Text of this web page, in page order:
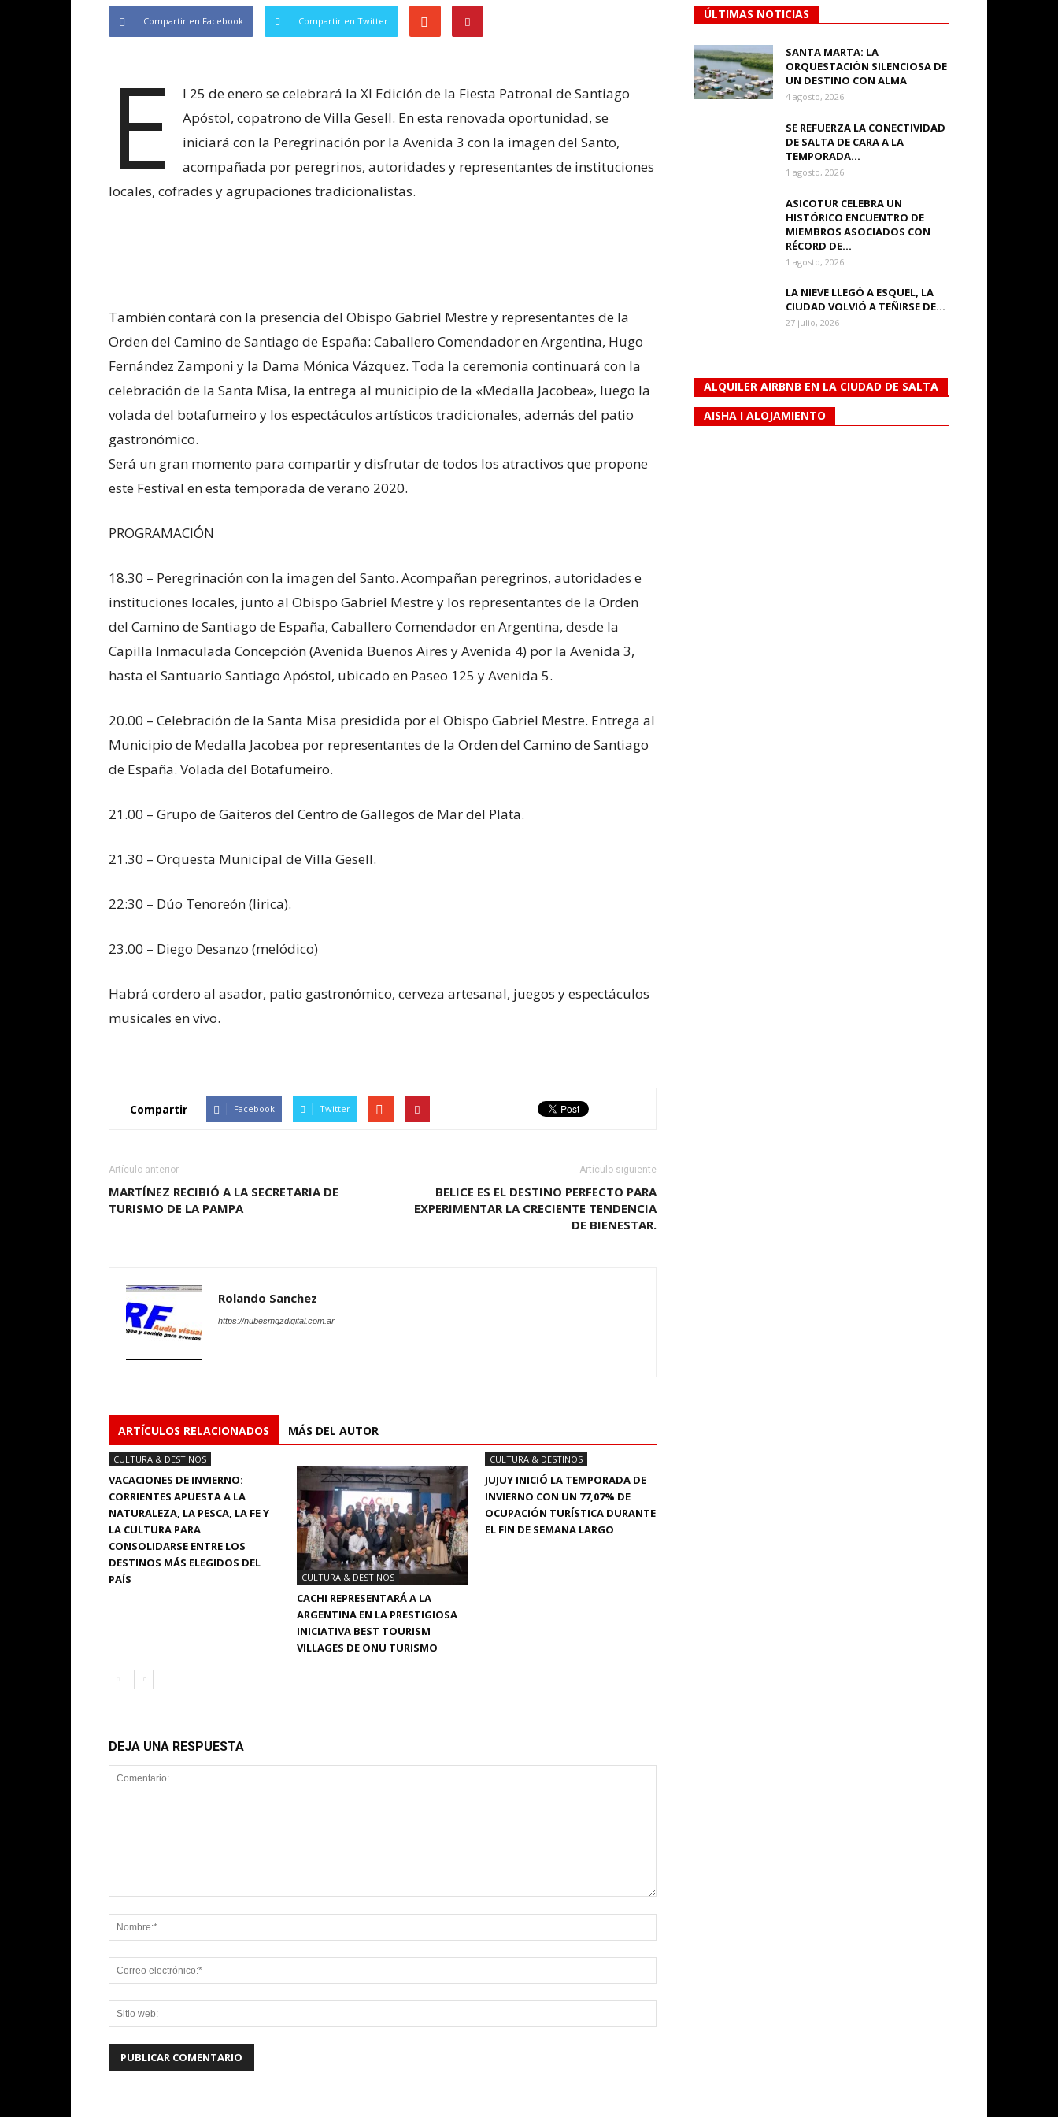
Compartir en Facebook Compartir en Twitter
E
l 25 de enero se celebrará la XI Edición de la Fiesta Patronal de Santiago
Apóstol, copatrono de Villa Gesell. En esta renovada oportunidad, se
iniciará con la Peregrinación por la Avenida 3 con la imagen del Santo,
acompañada por peregrinos, autoridades y representantes de instituciones
locales, cofrades y agrupaciones tradicionalistas.
También contará con la presencia del Obispo Gabriel Mestre y representantes de la
Orden del Camino de Santiago de España: Caballero Comendador en Argentina, Hugo
Fernández Zamponi y la Dama Mónica Vázquez. Toda la ceremonia continuará con la
celebración de la Santa Misa, la entrega al municipio de la «Medalla Jacobea», luego la
volada del botafumeiro y los espectáculos artísticos tradicionales, además del patio
gastronómico.
Será un gran momento para compartir y disfrutar de todos los atractivos que propone
este Festival en esta temporada de verano 2020.
PROGRAMACIÓN
18.30 – Peregrinación con la imagen del Santo. Acompañan peregrinos, autoridades e
instituciones locales, junto al Obispo Gabriel Mestre y los representantes de la Orden
del Camino de Santiago de España, Caballero Comendador en Argentina, desde la
Capilla Inmaculada Concepción (Avenida Buenos Aires y Avenida 4) por la Avenida 3,
hasta el Santuario Santiago Apóstol, ubicado en Paseo 125 y Avenida 5.
20.00 – Celebración de la Santa Misa presidida por el Obispo Gabriel Mestre. Entrega al
Municipio de Medalla Jacobea por representantes de la Orden del Camino de Santiago
de España. Volada del Botafumeiro.
21.00 – Grupo de Gaiteros del Centro de Gallegos de Mar del Plata.
21.30 – Orquesta Municipal de Villa Gesell.
22:30 – Dúo Tenoreón (lirica).
23.00 – Diego Desanzo (melódico)
Habrá cordero al asador, patio gastronómico, cerveza artesanal, juegos y espectáculos
musicales en vivo.
Compartir Facebook Twitter
Artículo anterior
MARTÍNEZ RECIBIÓ A LA SECRETARIA DE
TURISMO DE LA PAMPA
Artículo siguiente
BELICE ES EL DESTINO PERFECTO PARA
EXPERIMENTAR LA CRECIENTE TENDENCIA
DE BIENESTAR.
Rolando Sanchez
https://nubesmgzdigital.com.ar
ARTÍCULOS RELACIONADOS MÁS DEL AUTOR
CULTURA & DESTINOS
VACACIONES DE INVIERNO:
CORRIENTES APUESTA A LA
NATURALEZA, LA PESCA, LA FE Y
LA CULTURA PARA
CONSOLIDARSE ENTRE LOS
DESTINOS MÁS ELEGIDOS DEL
PAÍS
CULTURA & DESTINOS
CACHI REPRESENTARÁ A LA
ARGENTINA EN LA PRESTIGIOSA
INICIATIVA BEST TOURISM
VILLAGES DE ONU TURISMO
CULTURA & DESTINOS
JUJUY INICIÓ LA TEMPORADA DE
INVIERNO CON UN 77,07% DE
OCUPACIÓN TURÍSTICA DURANTE
EL FIN DE SEMANA LARGO
DEJA UNA RESPUESTA
ÚLTIMAS NOTICIAS
SANTA MARTA: LA
ORQUESTACIÓN SILENCIOSA DE
UN DESTINO CON ALMA
4 agosto, 2026
SE REFUERZA LA CONECTIVIDAD
DE SALTA DE CARA A LA
TEMPORADA...
1 agosto, 2026
ASICOTUR CELEBRA UN
HISTÓRICO ENCUENTRO DE
MIEMBROS ASOCIADOS CON
RÉCORD DE...
1 agosto, 2026
LA NIEVE LLEGÓ A ESQUEL, LA
CIUDAD VOLVIÓ A TEÑIRSE DE...
27 julio, 2026
ALQUILER AIRBNB EN LA CIUDAD DE SALTA
AISHA I ALOJAMIENTO